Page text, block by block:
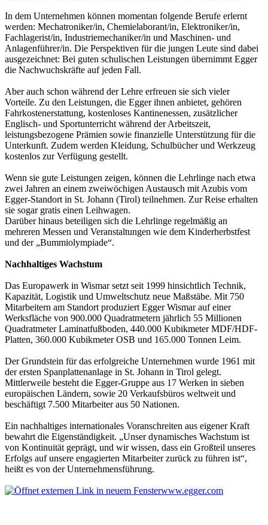
In dem Unternehmen können momentan folgende Berufe erlernt
werden: Mechatroniker/in, Chemielaborant/in, Elektroniker/in,
Fachlagerist/in, Industriemechaniker/in und Maschinen- und
Anlagenführer/in. Die Perspektiven für die jungen Leute sind dabei
ausgezeichnet: Bei guten schulischen Leistungen übernimmt Egger
die Nachwuchskräfte auf jeden Fall.
Aber auch schon während der Lehre erfreuen sie sich vieler
Vorteile. Zu den Leistungen, die Egger ihnen anbietet, gehören
Fahrkostenerstattung, kostenloses Kantinenessen, zusätzlicher
Englisch- und Sportunterricht während der Arbeitszeit,
leistungsbezogene Prämien sowie finanzielle Unterstützung für die
Unterkunft. Zudem werden Kleidung, Schulbücher und Werkzeug
kos­tenlos zur Verfügung gestellt.
Wenn sie gute Leistungen zeigen, können die Lehrlinge nach etwa
zwei Jahren an einem zweiwöchigen Austausch mit Azubis vom
Egger-Standort in St. Johann (Tirol) teilnehmen. Zur Reise erhalten
sie sogar gratis einen Leihwagen.
Darüber hinaus beteiligen sich die Lehrlinge regelmäßig an
mehreren Messen und Veranstaltungen wie dem Kinderherbstfest
und der „Bummiolympiade“.
Nachhaltiges Wachstum
Das Europawerk in Wismar setzt seit 1999 hinsichtlich Technik,
Kapazität, Logistik und Umweltschutz neue Maßstäbe. Mit 750
Mitarbeitern am Standort produziert Egger Wismar auf einer
Werksfläche von 900.000 Quadratmetern jährlich 55 Millionen
Quadratmeter Laminatfußboden, 440.000 Kubikmeter MDF/HDF-
Platten, 360.000 Kubikmeter OSB und 165.000 Tonnen Leim.
Der Grundstein für das erfolgreiche Unternehmen wurde 1961 mit
der ersten Spanplattenanlage in St. Johann in Tirol gelegt.
Mittlerweile besteht die Egger-Gruppe aus 17 Werken in sieben
europäischen Ländern, sowie 20 Verkaufsbüros weltweit und
beschäftigt 7.500 Mitarbeiter aus 50 Nationen.
Ein nachhaltiges internationales Voranschreiten aus eigener Kraft
bewahrt die Eigenständigkeit. „Unser dynamisches Wachstum ist
von Kontinuität geprägt, und wir wissen, dass ein Großteil unseres
Erfolgs auf unsere engagierten Mitarbeiter zurück zu führen ist“,
heißt es von der Unternehmensführung.
www.egger.com